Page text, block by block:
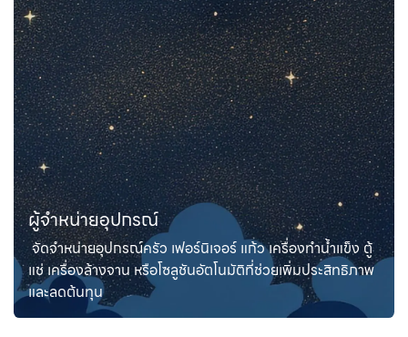
ผู้จำหน่ายอุปกรณ์
จัดจำหน่ายอุปกรณ์ครัว เฟอร์นิเจอร์ แก้ว เครื่องทำน้ำแข็ง ตู้
แช่ เครื่องล้างจาน หรือโซลูชันอัตโนมัติที่ช่วยเพิ่มประสิทธิภาพ
และลดต้นทุน